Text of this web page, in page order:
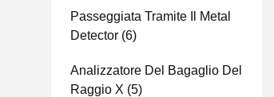
Passeggiata Tramite Il Metal
Detector (6)
Analizzatore Del Bagaglio Del
Raggio X (5)